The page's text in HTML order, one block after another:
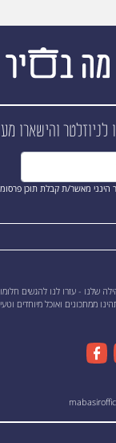
לניוזלטרוהישארו
הינני מאשר/ת קבלת תוכן
שלנו - עזרו לנו להגשים
ממתכונים ואוכל מיוחדים